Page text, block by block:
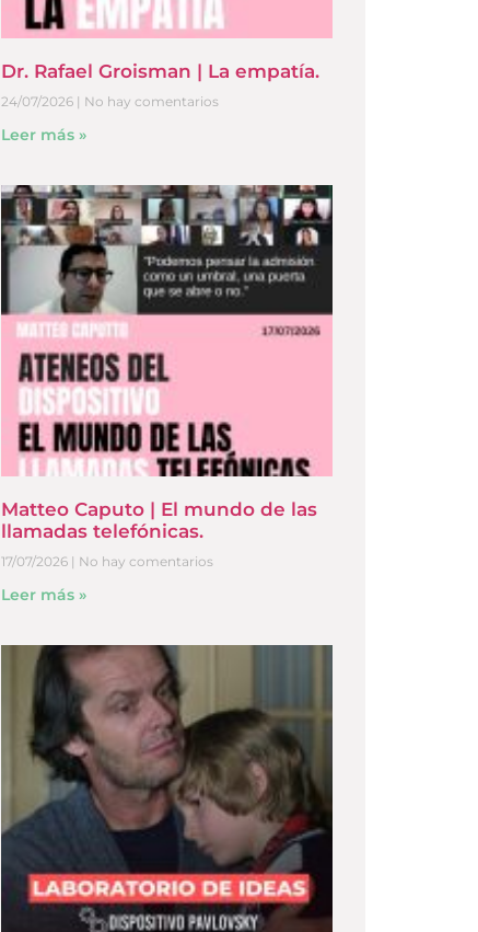
Dr. Rafael Groisman | La empatía.
24/07/2026 No hay comentarios
Leer más »
Matteo Caputo | El mundo de las
llamadas telefónicas.
17/07/2026 No hay comentarios
Leer más »